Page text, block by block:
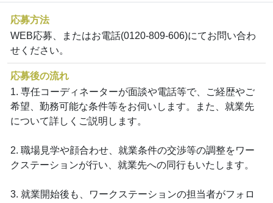
応募方法
WEB応募、またはお電話(0120-809-606)にてお問い合わ
せください。
応募後の流れ
1. 専任コーディネーターが面談や電話等で、ご経歴やご
希望、勤務可能な条件等をお伺いします。また、就業先
について詳しくご説明します。
2. 職場見学や顔合わせ、就業条件の交渉等の調整をワー
クステーションが行い、就業先への同行もいたします。
3. 就業開始後も、ワークステーションの担当者がフォロ